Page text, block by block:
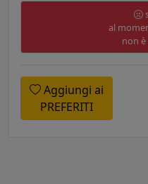
al
non
Aggiungi ai
PREFERITI